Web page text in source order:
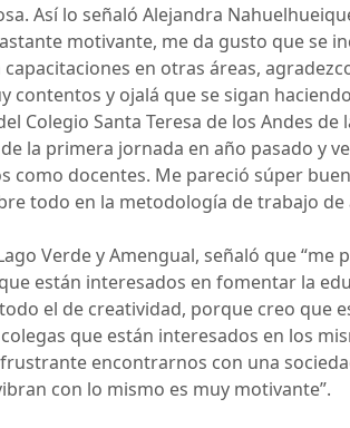
Así lo señaló Alejandra
motivante, me da gusto que se
en otras áreas,
contentos y ojalá que se sigan
Colegio Santa Teresa de los Andes
la primera jornada en año pasado y
como docentes. Me pareció súper
todo en la metodología de trabajo
Verde y Amengual, señaló que
están interesados en fomentar la
el de creatividad, porque creo que
que están interesados en los
encontrarnos con una
con lo mismo es muy motivante”.